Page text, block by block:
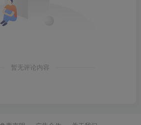
暂无评论内容